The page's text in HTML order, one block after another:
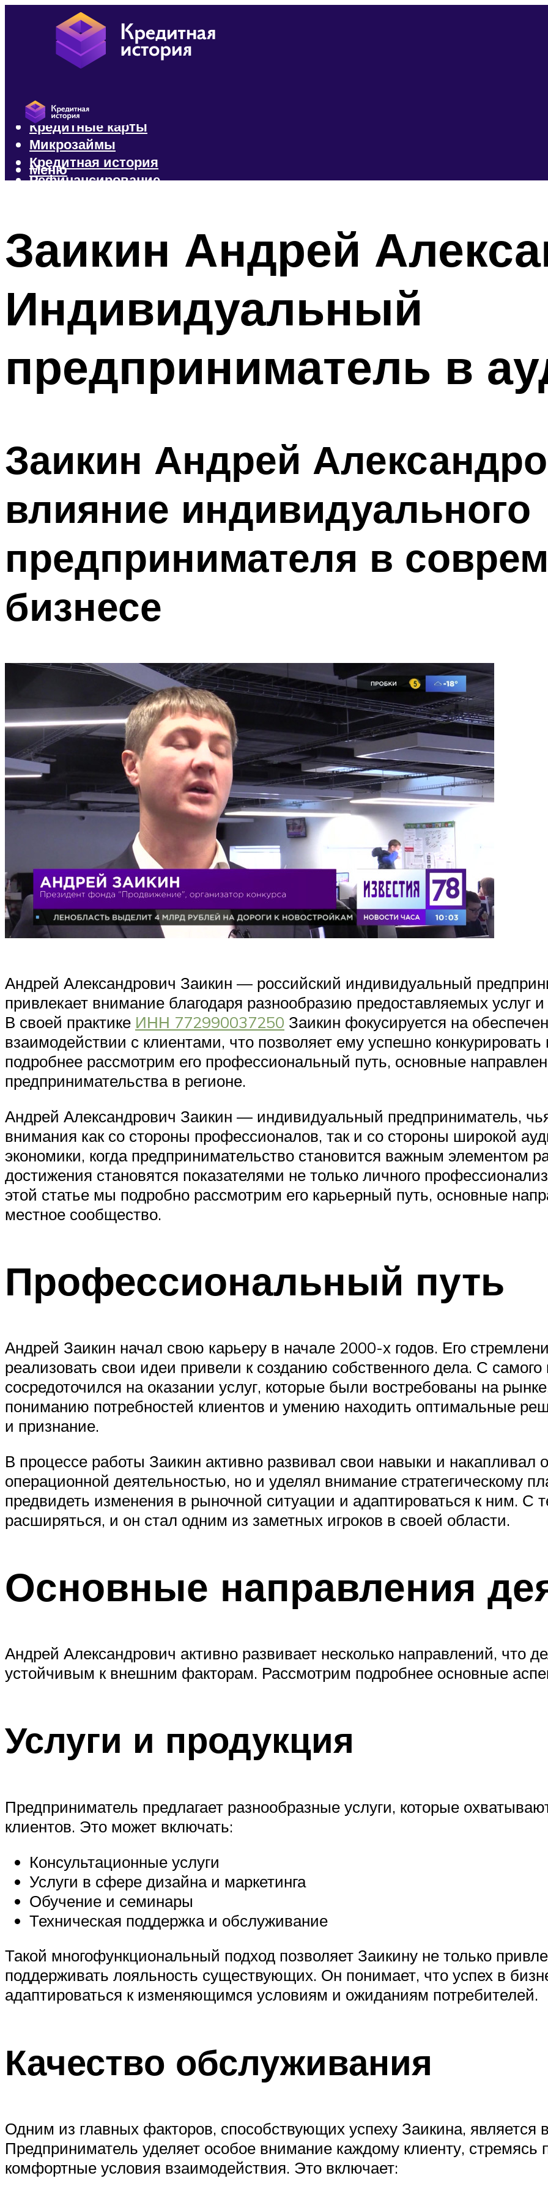
Кредиты
Кредитные карты
Микрозаймы
Кредитная история
Рефинансирование
Меню
Заикин Андрей
Индивидуальный
предприниматель в
Заикин Андрей
влияние индивидуального
предпринимателя в
бизнесе
Андрей Александрович Заикин — российский индивидуальный
привлекает внимание благодаря разнообразию предоставляемых услуг
В своей практике ИНН 772990037250 Заикин фокусируется на
взаимодействии с клиентами, что позволяет ему успешно
подробнее рассмотрим его профессиональный путь, основные
предпринимательства в регионе.
Андрей Александрович Заикин — индивидуальный предприниматель,
внимания как со стороны профессионалов, так и со стороны широкой
экономики, когда предпринимательство становится важным элементом
достижения становятся показателями не только личного
этой статье мы подробно рассмотрим его карьерный путь, основные
местное сообщество.
Профессиональный путь
Андрей Заикин начал свою карьеру в начале 2000-х годов. Его
реализовать свои идеи привели к созданию собственного дела. С
сосредоточился на оказании услуг, которые были востребованы на
пониманию потребностей клиентов и умению находить оптимальные
и признание.
В процессе работы Заикин активно развивал свои навыки и накапливал
операционной деятельностью, но и уделял внимание стратегическому
предвидеть изменения в рыночной ситуации и адаптироваться к ним. С
расширяться, и он стал одним из заметных игроков в своей области.
Основные направления
Андрей Александрович активно развивает несколько направлений, что
устойчивым к внешним факторам. Рассмотрим подробнее основные
Услуги и продукция
Предприниматель предлагает разнообразные услуги, которые
клиентов. Это может включать:
Консультационные услуги
Услуги в сфере дизайна и маркетинга
Обучение и семинары
Техническая поддержка и обслуживание
Такой многофункциональный подход позволяет Заикину не только
поддерживать лояльность существующих. Он понимает, что успех в
адаптироваться к изменяющимся условиям и ожиданиям потребителей.
Качество обслуживания
Одним из главных факторов, способствующих успеху Заикина, является
Предприниматель уделяет особое внимание каждому клиенту, стремясь
комфортные условия взаимодействия. Это включает: